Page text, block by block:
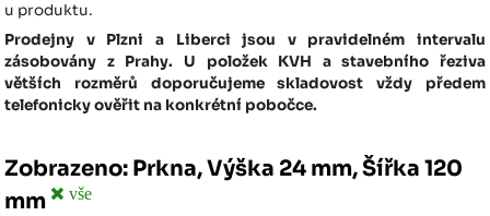
u produktu.
Prodejny v Plzni a Liberci jsou v pravidelném intervalu
zásobovány z Prahy. U položek KVH a stavebního řeziva
větších rozměrů doporučujeme skladovost vždy předem
telefonicky ověřit na konkrétní pobočce.
Zobrazeno: Prkna, Výška 24 mm, Šířka 120
mm
vše